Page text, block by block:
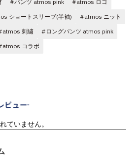
#パンツ atmos pink
#atmos ロゴ
ショートスリーブ(半袖)
#atmos ニット
刺繍
#ロングパンツ atmos pink
コラボ